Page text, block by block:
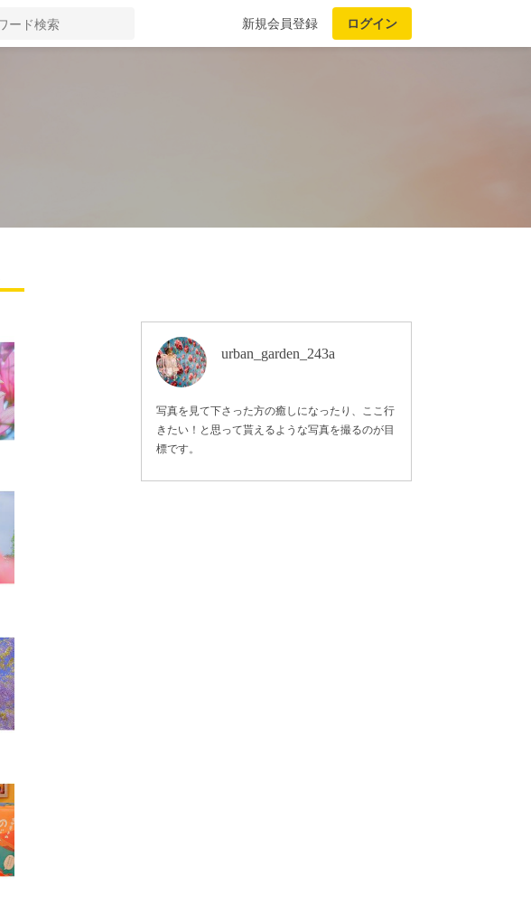
新規会員登録 ログイン
urban_garden_243a
写真を見て下さった方の癒しになったり、ここ行
きたい！と思って貰えるような写真を撮るのが目
標です。